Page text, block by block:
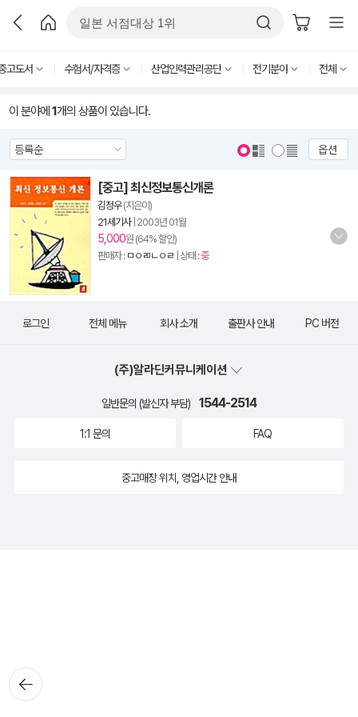
고도서 수험서/자격증 산업인력관리공단 전기분야 전체
이 분야에 1개의 상품이 있습니다.
옵션
[중고] 최신정보통신개론
김정우(지은이)
21세기사| 2003년 01월
5,000원 (64% 할인)
판매자 : ㅁㅇㄻㄴㅇㄹ | 상태 :중
뒤로가
기
로그인 전체 메뉴 회사 소개 출판사 안내 PC 버전
(주)알라딘커뮤니케이션
일반문의 (발신자 부담) 1544-2514
1:1 문의 FAQ
중고매장 위치, 영업시간 안내